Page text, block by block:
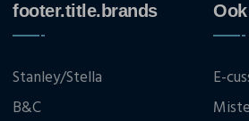
footer.title.brands
Stanley/Stella
B&C
E-